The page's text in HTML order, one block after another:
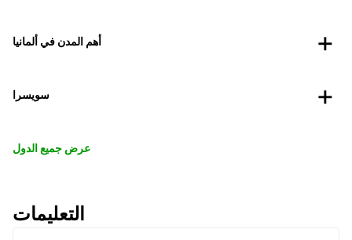
أهم المدن في ألمانيا
سويسرا
عرض جميع الدول
التعليمات